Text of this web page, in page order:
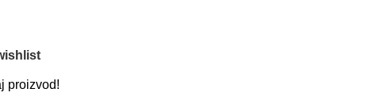
proizvod!